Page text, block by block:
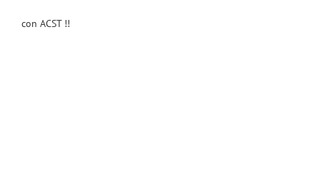
con ACST !!